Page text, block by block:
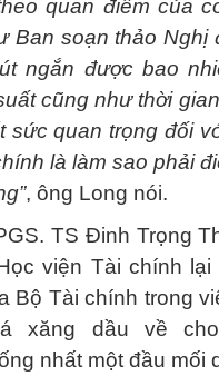
quan điểm của
Ban soạn thảo Nghị
ngắn được bao
cũng như thời
sức quan trọng đối
là làm sao phải
, ông Long nói.
TS Đinh Trọng
viện Tài chính lại
Bộ Tài chính trong
xăng dầu về
nhất một đầu mối